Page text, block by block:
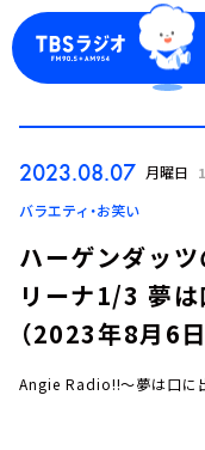
ログイン
2023.08.07 月曜日
バラエティ・お笑い
ハーゲンダッツ
リーナ1/3 夢は
（2023年8月6
Angie Radio!!～夢は口に